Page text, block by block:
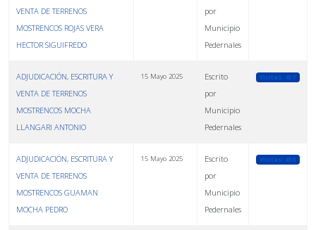
VENTA DE TERRENOS
MOSTRENCOS ROJAS VERA
HECTOR SIGUIFREDO
por
Municipio
Pedernales
ADJUDICACIÓN, ESCRITURA Y
VENTA DE TERRENOS
MOSTRENCOS MOCHA
LLANGARI ANTONIO
15 Mayo 2025
Escrito
por
Municipio
Pedernales
Visitas: 457
ADJUDICACIÓN, ESCRITURA Y
VENTA DE TERRENOS
MOSTRENCOS GUAMAN
MOCHA PEDRO
15 Mayo 2025
Escrito
por
Municipio
Pedernales
Visitas: 430